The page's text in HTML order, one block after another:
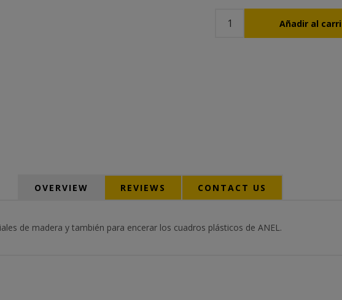
OVERVIEW REVIEWS CONTACT US
de madera y también para encerar los cuadros plásticos de ANEL.